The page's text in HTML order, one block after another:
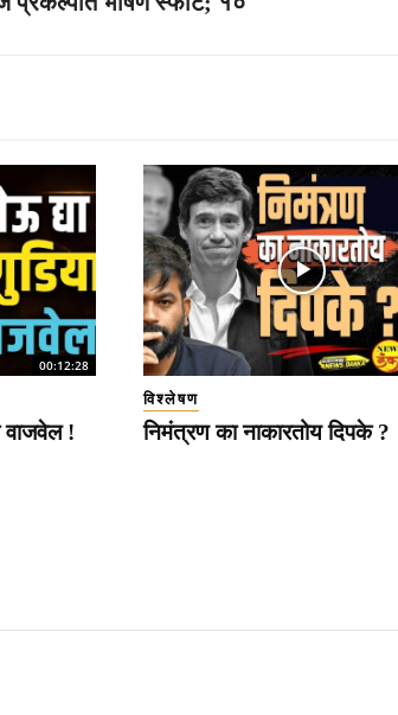
00:12:28
वाजवेल !
विश्लेषण
निमंत्रण का नाकारतोय दिपके ?